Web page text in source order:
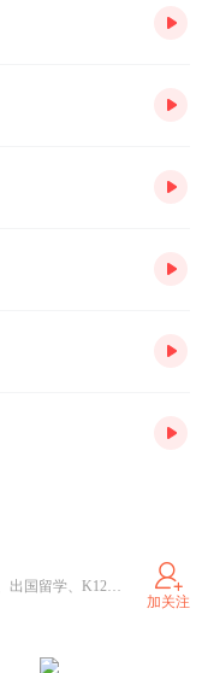
重庆瑞普思英语专业咨询：通用英语、出国留学、K12青少年英语、应试考试，TOEIC等；联系我们：重庆大坪校区（重庆市渝中区龙湖时代天街A馆1号楼9楼） 万象城校区（重庆市九龙坡区万象城万象里28栋1005）
加关注